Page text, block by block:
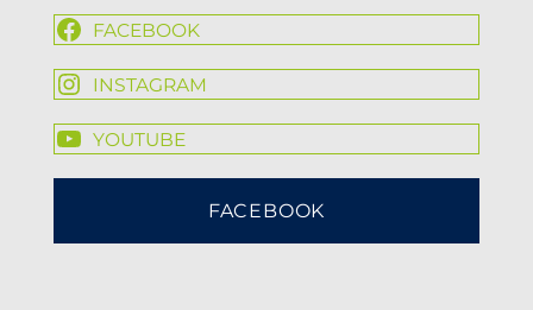
FACEBOOK
INSTAGRAM
YOUTUBE
FACEBOOK